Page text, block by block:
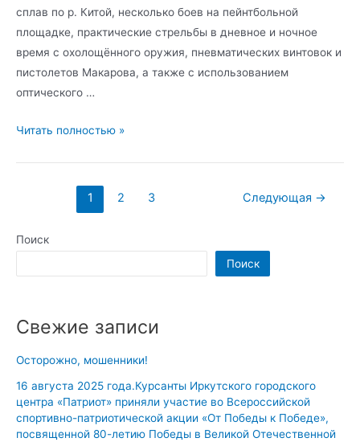
сплав по р. Китой, несколько боев на пейнтбольной
площадке, практические стрельбы в дневное и ночное
время с охолощённого оружия, пневматических винтовок и
пистолетов Макарова, а также с использованием
оптического …
15
завершились
полевые
Центра
молодёжью
Иркутской
области.
Читать полностью »
1 2 3 Следующая →
Поиск
Поиск
Свежие записи
Осторожно, мошенники!
16 августа 2025 года.Курсанты Иркутского городского
центра «Патриот» приняли участие во Всероссийской
спортивно-патриотической акции «От Победы к Победе»,
посвященной 80-летию Победы в Великой Отечественной